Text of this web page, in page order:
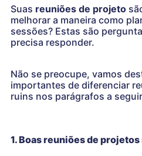
Suas reuniões de projeto
melhorar a maneira como
sessões? Estas são
precisa responder.
Não se preocupe, vamos
importantes de diferenciar
ruins nos parágrafos a
1. Boas reuniões de